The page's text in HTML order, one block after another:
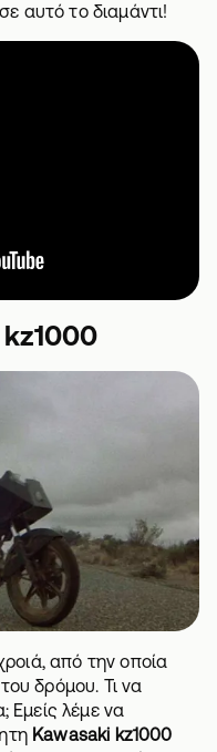
αυτό το διαμάντι!
από την οποία
δρόμου. Τι να
Εμείς λέμε να
Kawasaki kz1000